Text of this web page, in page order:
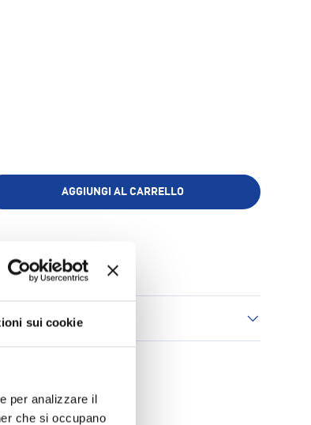
sui cookie
per analizzare il
che si occupano
AGGIUNGI AL CARRELLO